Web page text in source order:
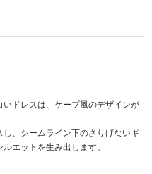
ドレスは、ケープ風のデザインが
、シームライン下のさりげないギ
エットを生み出します。